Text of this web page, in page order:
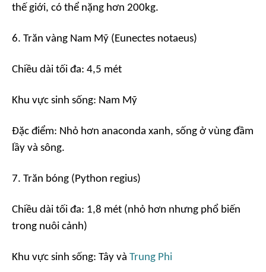
thế giới, có thể nặng hơn 200kg.
6. Trăn vàng Nam Mỹ (Eunectes notaeus)
Chiều dài tối đa: 4,5 mét
Khu vực sinh sống: Nam Mỹ
Đặc điểm: Nhỏ hơn anaconda xanh, sống ở vùng đầm
lầy và sông.
7. Trăn bóng (Python regius)
Chiều dài tối đa: 1,8 mét (nhỏ hơn nhưng phổ biến
trong nuôi cảnh)
Khu vực sinh sống: Tây và Trung Phi